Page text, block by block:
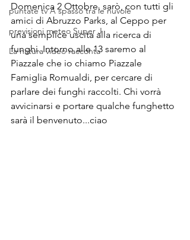
puntate tv A spasso tra le nuvole
previsioni meteo Super J
La natura video racconta
Domenica 2 Ottobre, sarò, con tutti gli
amici di Abruzzo Parks, al Ceppo per
una semplice uscita alla ricerca di
funghi. Intorno alle 13 saremo al
Piazzale che io chiamo Piazzale
Famiglia Romualdi, per cercare di
parlare dei funghi raccolti. Chi vorrà
avvicinarsi e portare qualche funghetto
sarà il benvenuto...ciao